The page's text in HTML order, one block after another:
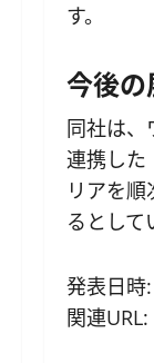
す。
今後の
同社は、
連携した
リアを
るとして
発表日時
関連URL: